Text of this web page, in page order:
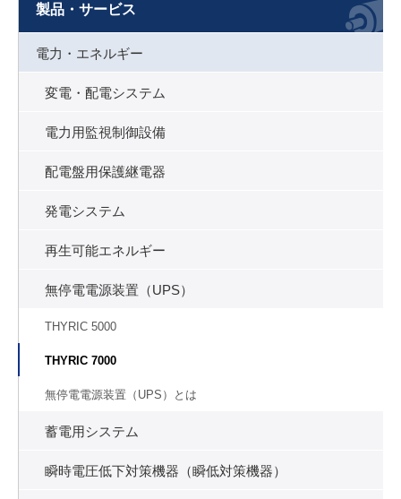
製品・サービス
電力・エネルギー
変電・配電システム
電力用監視制御設備
配電盤用保護継電器
発電システム
再生可能エネルギー
無停電電源装置（UPS）
THYRIC 5000
THYRIC 7000
無停電電源装置（UPS）とは
蓄電用システム
瞬時電圧低下対策機器（瞬低対策機器）